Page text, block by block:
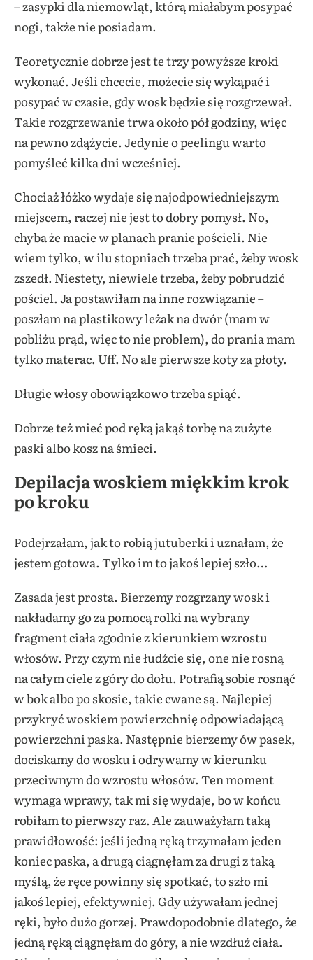
– zasypki dla niemowląt, którą miałabym posypać
nogi, także nie posiadam.
Teoretycznie dobrze jest te trzy powyższe kroki
wykonać. Jeśli chcecie, możecie się wykąpać i
posypać w czasie, gdy wosk będzie się rozgrzewał.
Takie rozgrzewanie trwa około pół godziny, więc
na pewno zdążycie. Jedynie o peelingu warto
pomyśleć kilka dni wcześniej.
Chociaż łóżko wydaje się najodpowiedniejszym
miejscem, raczej nie jest to dobry pomysł. No,
chyba że macie w planach pranie pościeli. Nie
wiem tylko, w ilu stopniach trzeba prać, żeby wosk
zszedł. Niestety, niewiele trzeba, żeby pobrudzić
pościel. Ja postawiłam na inne rozwiązanie –
poszłam na plastikowy leżak na dwór (mam w
pobliżu prąd, więc to nie problem), do prania mam
tylko materac. Uff. No ale pierwsze koty za płoty.
Długie włosy obowiązkowo trzeba spiąć.
Dobrze też mieć pod ręką jakąś torbę na zużyte
paski albo kosz na śmieci.
Depilacja woskiem miękkim krok
po kroku
Podejrzałam, jak to robią jutuberki i uznałam, że
jestem gotowa. Tylko im to jakoś lepiej szło…
Zasada jest prosta. Bierzemy rozgrzany wosk i
nakładamy go za pomocą rolki na wybrany
fragment ciała zgodnie z kierunkiem wzrostu
włosów. Przy czym nie łudźcie się, one nie rosną
na całym ciele z góry do dołu. Potrafią sobie rosnąć
w bok albo po skosie, takie cwane są. Najlepiej
przykryć woskiem powierzchnię odpowiadającą
powierzchni paska. Następnie bierzemy ów pasek,
dociskamy do wosku i odrywamy w kierunku
przeciwnym do wzrostu włosów. Ten moment
wymaga wprawy, tak mi się wydaje, bo w końcu
robiłam to pierwszy raz. Ale zauważyłam taką
prawidłowość: jeśli jedną ręką trzymałam jeden
koniec paska, a drugą ciągnęłam za drugi z taką
myślą, że ręce powinny się spotkać, to szło mi
jakoś lepiej, efektywniej. Gdy używałam jednej
ręki, było dużo gorzej. Prawdopodobnie dlatego, że
jedną ręką ciągnęłam do góry, a nie wzdłuż ciała.